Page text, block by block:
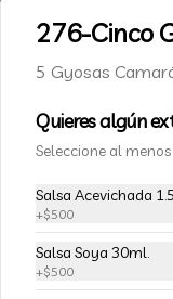
$4.290
Vegetarianas
5 Gyosas Vegetarianas
$4.390
276-Cinco
5 Gyosas
Quieres algún
Seleccione al menos
Salsa Acevichada
+$500
Salsa Soya 30ml.
+$500